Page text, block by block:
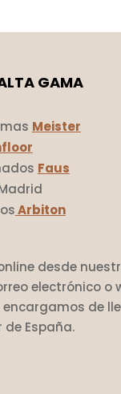
GAMA
Meister
Faus
Arbiton
desde
electrónico o
de
España.